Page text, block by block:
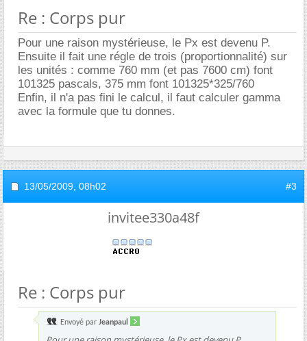
Re : Corps pur
Pour une raison mystérieuse, le Px est devenu P.
Ensuite il fait une régle de trois (proportionnalité) sur
les unités : comme 760 mm (et pas 7600 cm) font
101325 pascals, 375 mm font 101325*325/760
Enfin, il n'a pas fini le calcul, il faut calculer gamma
avec la formule que tu donnes.
13/05/2009, 08h02 #3
invitee330a48f
Re : Corps pur
Envoyé par Jeanpaul